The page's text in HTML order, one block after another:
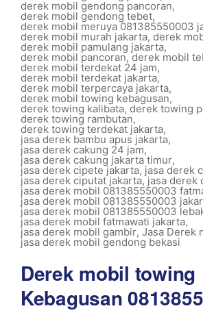
derek mobil gendong pancoran,
derek mobil gendong tebet,
derek mobil meruya 081385550003
derek mobil murah jakarta, derek
derek mobil pamulang jakarta,
derek mobil pancoran,derek mobil
derek mobil terdekat 24 jam,
derek mobil terdekat jakarta,
derek mobil terpercaya jakarta,
derek mobil towing kebagusan,
derek towing kalibata, derek towing
derek towing rambutan,
derek towing terdekat jakarta,
jasa derek bambu apus jakarta,
jasa derek cakung 24 jam,
jasa derek cakung jakarta timur,
jasa derek cipete jakarta, jasa derek
jasa derek ciputat jakarta,jasa derek
jasa derek mobil 081385550003
jasa derek mobil 081385550003
jasa derek mobil 081385550003
jasa derek mobil fatmawati jakarta,
jasa derek mobil gambir, Jasa Derek
jasa derek mobil gendong bekasi
Derek mobil towing
Kebagusan